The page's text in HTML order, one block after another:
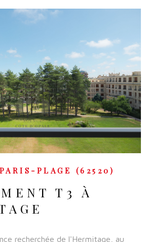
PLAGE (62520)
T3 À
recherchée de l'Hermitage, au
LE BIEN